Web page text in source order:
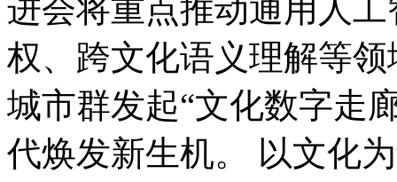
进会将重点推动通用人
权、跨文化语义理解等
城市群发起“文化数字走
代焕发新生机。 以文化